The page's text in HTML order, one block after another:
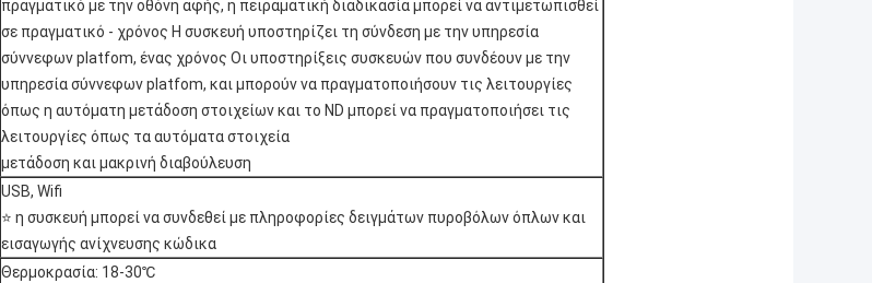
πραγματικό με την οθόνη αφής, η πειραματική διαδικασία μπορεί να αντιμετωπισθεί
σε πραγματικό - χρόνος Η συσκευή υποστηρίζει τη σύνδεση με την υπηρεσία
σύννεφων platfom, ένας χρόνος Οι υποστηρίξεις συσκευών που συνδέουν με την
υπηρεσία σύννεφων platfom, και μπορούν να πραγματοποιήσουν τις λειτουργίες
όπως η αυτόματη μετάδοση στοιχείων και το ND μπορεί να πραγματοποιήσει τις
λειτουργίες όπως τα αυτόματα στοιχεία
μετάδοση και μακρινή διαβούλευση
USB, Wifi
⭐ η συσκευή μπορεί να συνδεθεί με πληροφορίες δειγμάτων πυροβόλων όπλων και
εισαγωγής ανίχνευσης κώδικα
Θερμοκρασία: 18-30℃